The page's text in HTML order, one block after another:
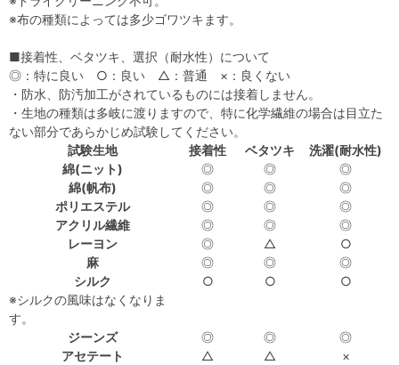
※布の種類によっては多少ゴワツキます。
■接着性、ベタツキ、選択（耐水性）について
◎：特に良い ○：良い △：普通 ×：良くない
・防水、防汚加工がされているものには接着しません。
・生地の種類は多岐に渡りますので、特に化学繊維の場合は目立た
ない部分であらかじめ試験してください。
試験生地
接着性 ベタツキ
洗濯(耐水性)
綿(ニット)
◎ ◎
◎
綿(帆布)
◎ ◎
◎
ポリエステル
◎ ◎
◎
アクリル繊維
◎ ◎
◎
レーヨン
◎ △
○
麻
◎ ◎
◎
シルク
※シルクの風味はなくなりま
す。
○ ○ ○
ジーンズ ◎ ◎
◎
アセテート
△ △ ×